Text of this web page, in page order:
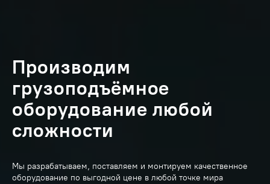
Производим
грузоподъёмное
оборудование любой
сложности
Мы разрабатываем, поставляем и монтируем качественное
оборудование по выгодной цене в любой точке мира